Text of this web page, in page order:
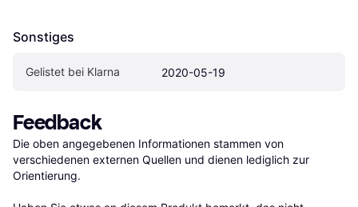
Sonstiges
Gelistet bei Klarna 2020-05-19
Feedback
Die oben angegebenen Informationen stammen von
verschiedenen externen Quellen und dienen lediglich zur
Orientierung.